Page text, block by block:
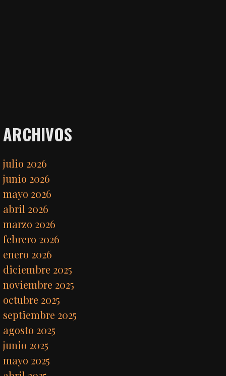
ARCHIVOS
julio 2026
junio 2026
mayo 2026
abril 2026
marzo 2026
febrero 2026
enero 2026
diciembre 2025
noviembre 2025
octubre 2025
septiembre 2025
agosto 2025
junio 2025
mayo 2025